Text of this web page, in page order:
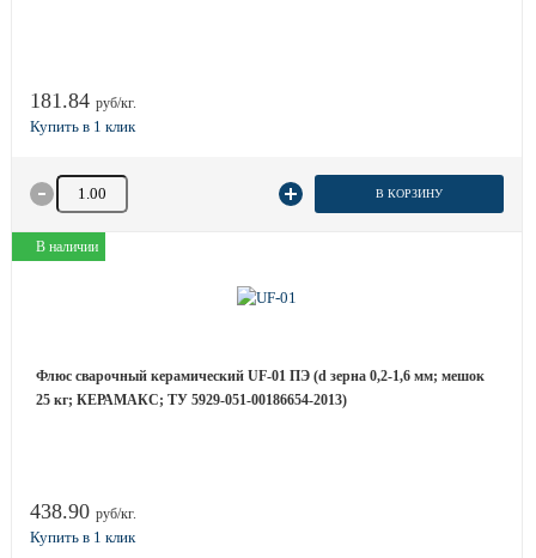
181.84 руб/кг.
Количество товара В КОРЗИНУ
В наличии
Флюс сварочный керамический UF-01 ПЭ (d зерна 0,2-1,6 мм; мешок
25 кг; КЕРАМАКС; ТУ 5929-051-00186654-2013)
438.90 руб/кг.